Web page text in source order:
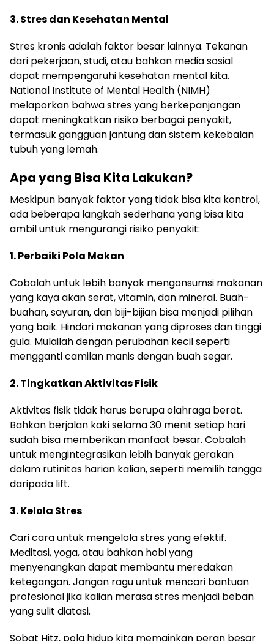
3. Stres dan Kesehatan Mental
Stres kronis adalah faktor besar lainnya. Tekanan
dari pekerjaan, studi, atau bahkan media sosial
dapat mempengaruhi kesehatan mental kita.
National Institute of Mental Health (NIMH)
melaporkan bahwa stres yang berkepanjangan
dapat meningkatkan risiko berbagai penyakit,
termasuk gangguan jantung dan sistem kekebalan
tubuh yang lemah.
Apa yang Bisa Kita Lakukan?
Meskipun banyak faktor yang tidak bisa kita kontrol,
ada beberapa langkah sederhana yang bisa kita
ambil untuk mengurangi risiko penyakit:
1. Perbaiki Pola Makan
Cobalah untuk lebih banyak mengonsumsi makanan
yang kaya akan serat, vitamin, dan mineral. Buah-
buahan, sayuran, dan biji-bijian bisa menjadi pilihan
yang baik. Hindari makanan yang diproses dan tinggi
gula. Mulailah dengan perubahan kecil seperti
mengganti camilan manis dengan buah segar.
2. Tingkatkan Aktivitas Fisik
Aktivitas fisik tidak harus berupa olahraga berat.
Bahkan berjalan kaki selama 30 menit setiap hari
sudah bisa memberikan manfaat besar. Cobalah
untuk mengintegrasikan lebih banyak gerakan
dalam rutinitas harian kalian, seperti memilih tangga
daripada lift.
3. Kelola Stres
Cari cara untuk mengelola stres yang efektif.
Meditasi, yoga, atau bahkan hobi yang
menyenangkan dapat membantu meredakan
ketegangan. Jangan ragu untuk mencari bantuan
profesional jika kalian merasa stres menjadi beban
yang sulit diatasi.
Sobat Hitz, pola hidup kita memainkan peran besar